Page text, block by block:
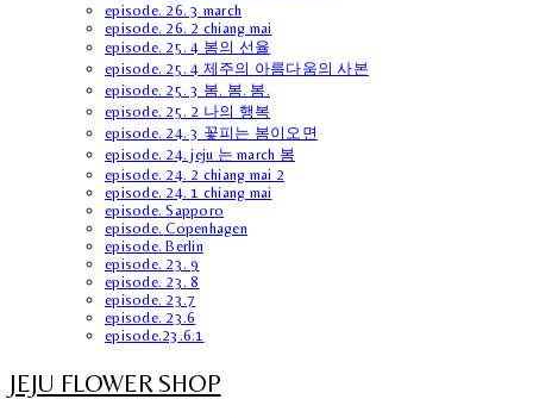
episode. 26. 3 march
episode. 26. 2 chiang mai
episode. 25. 4 봄의 선율
episode. 25. 4 제주의 아름다움의 사본
episode. 25. 3 봄. 봄. 봄.
episode. 25. 2 나의 행복
episode. 24. 3 꽃피는 봄이오면
episode. 24. jeju 는 march 봄
episode. 24. 2 chiang mai 2
episode. 24. 1 chiang mai
episode. Sapporo
episode. Copenhagen
episode. Berlin
episode. 23. 9
episode. 23. 8
episode. 23.7
episode. 23.6
episode.23.6.1
JEJU FLOWER SHOP